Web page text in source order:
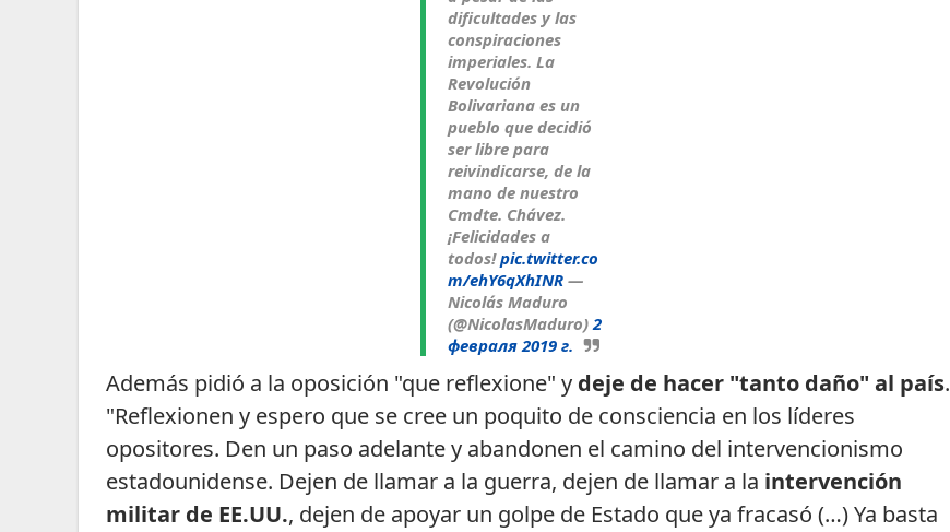
dificultades y las
conspiraciones
imperiales. La
Revolución
Bolivariana es un
pueblo que decidió
ser libre para
reivindicarse, de la
mano de nuestro
Cmdte. Chávez.
¡Felicidades a
todos!pic.twitter.co
m/ehY6qXhINR—
Nicolás Maduro
(@NicolasMaduro)2
февраля 2019 г.
Además pidió a la oposición "que reflexione" y deje de hacer "tanto daño" al país.
"Reflexionen y espero que se cree un poquito de consciencia en los líderes
opositores. Den un paso adelante y abandonen el camino del intervencionismo
estadounidense. Dejen de llamar a la guerra, dejen de llamar a la intervención
militar de EE.UU., dejen de apoyar un golpe de Estado que ya fracasó (…) Ya basta